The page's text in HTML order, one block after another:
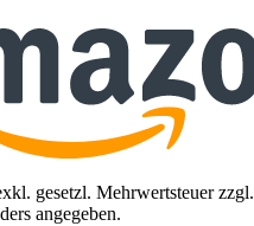
gesetzl. Mehrwertsteuer zzgl.
angegeben.